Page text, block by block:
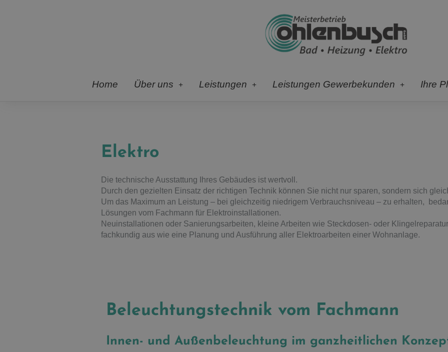
Home Über uns Leistungen Leistungen Gewerbekunden Ihre
Elektro
Die technische Ausstattung Ihres Gebäudes ist wertvoll.
Durch den gezielten Einsatz der richtigen Technik können Sie nicht nur sparen, sondern sich
Um das Maximum an Leistung – bei gleichzeitig niedrigem Verbrauchsniveau – zu erhalten,
Lösungen vom Fachmann für Elektroinstallationen.
Neuinstallationen oder Sanierungsarbeiten, kleine Arbeiten wie Steckdosen- oder
fachkundig aus wie eine Planung und Ausführung aller Elektroarbeiten einer Wohnanlage.
Beleuchtungstechnik vom Fachmann
Innen- und Außenbeleuchtung im ganzheitlichen